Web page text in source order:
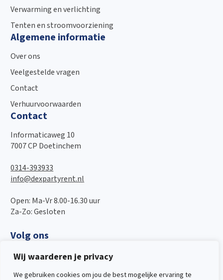
Wij waarderen je privacy
We gebruiken cookies om jou de best mogelijke ervaring te
Verwarming en verlichting
Tenten en stroomvoorziening
Algemene informatie
Over ons
Veelgestelde vragen
Contact
Verhuurvoorwaarden
Contact
Informaticaweg 10
7007 CP Doetinchem
0314-393933
info@dexpartyrent.nl
Open: Ma-Vr 8.00-16.30 uur
Za-Zo: Gesloten
Volg ons